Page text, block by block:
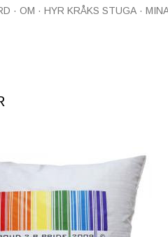
OM HYR KRÅKS STUGA